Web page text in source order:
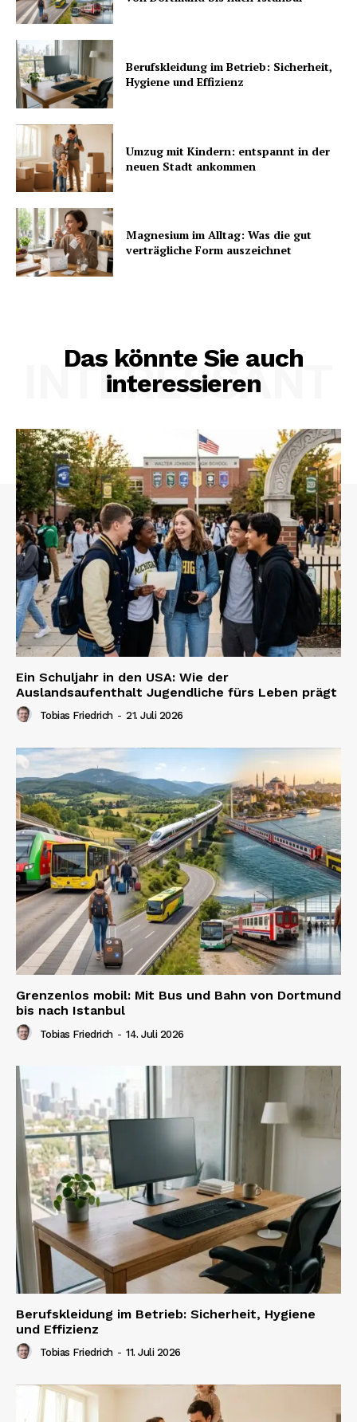
Berufskleidung im Betrieb: Sicherheit,
Hygiene und Effizienz
Umzug mit Kindern: entspannt in der
neuen Stadt ankommen
Magnesium im Alltag: Was die gut
verträgliche Form auszeichnet
Das könnte Sie auch
interessieren
INTERESSANT
Ein Schuljahr in den USA: Wie der
Auslandsaufenthalt Jugendliche fürs Leben prägt
Tobias Friedrich - 21. Juli 2026
Grenzenlos mobil: Mit Bus und Bahn von Dortmund
bis nach Istanbul
Tobias Friedrich - 14. Juli 2026
Berufskleidung im Betrieb: Sicherheit, Hygiene
und Effizienz
Tobias Friedrich - 11. Juli 2026